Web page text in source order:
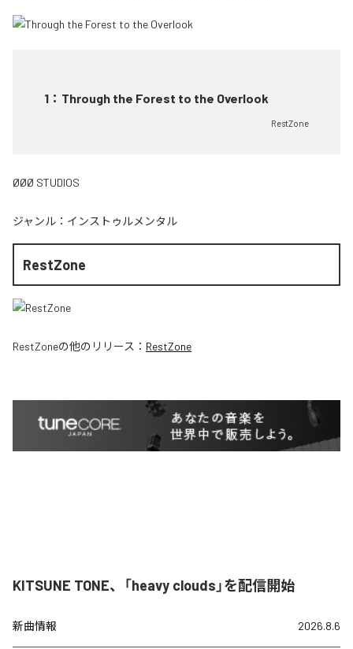
1 ： Through the Forest to the Overlook
RestZone
ØØØ STUDIOS
ジャンル： インストゥルメンタル
RestZone
RestZoneの他のリリース： RestZone
KITSUNE TONE、「heavy clouds」を配信開始
新曲情報 2026.8.6